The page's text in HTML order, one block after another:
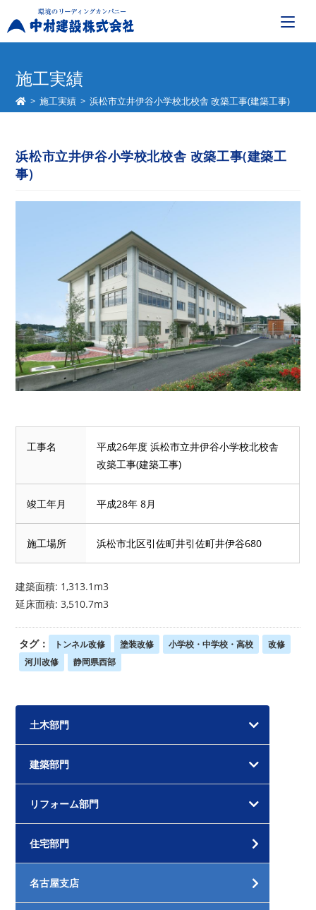
施工実績
> 施工実績 > 浜松市立井伊谷小学校北校舎 改築工事(建築工事)
浜松市立井伊谷小学校北校舎 改築工事(建築工
事)
工事名
平成26年度 浜松市立井伊谷小学校北校舎
改築工事(建築工事)
竣工年月 平成28年 8月
施工場所 浜松市北区引佐町井引佐町井伊谷680
建築面積: 1,313.1m3
延床面積: 3,510.7m3
タグ： トンネル改修 塗装改修 小学校・中学校・高校
改修
河川改修
静岡県西部
土木部門
建築部門
リフォーム部門
住宅部門
名古屋支店